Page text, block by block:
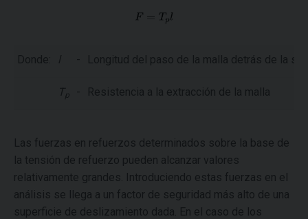
Donde: l - Longitud del paso de la malla detrás de la
Tp - Resistencia a la extracción de la malla
Las fuerzas en refuerzos determinados sobre la base de
la tensión de refuerzo pueden alcanzar valores
relativamente grandes. Introduciendo estas fuerzas en el
análisis se llega a un factor de seguridad más alto de una
superficie de deslizamiento dada. En el caso de los